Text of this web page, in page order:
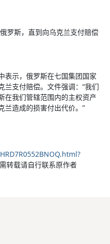
罗斯，直到向乌克兰支付赔偿
表示，俄罗斯在七国集团国家
兰支付赔偿。文件强调：“我们
在我们管辖范围内的主权资产
兰造成的损害付出代价。”
转载请自行联系原作者